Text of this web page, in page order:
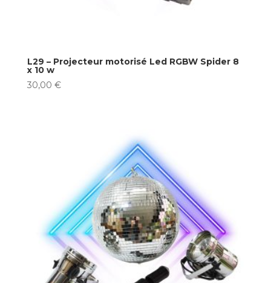
L29 – Projecteur motorisé Led RGBW Spider 8
x 10 w
30,00 €